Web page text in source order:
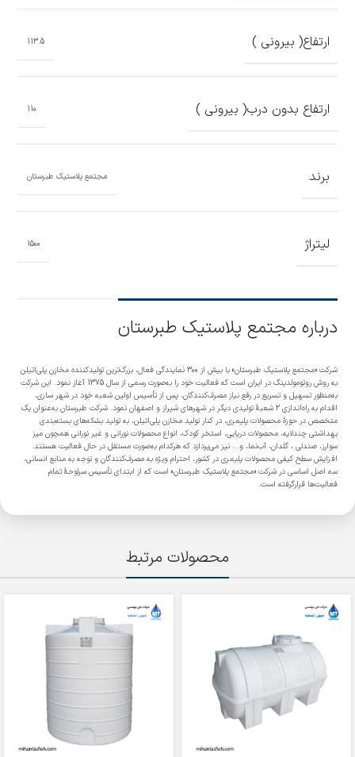
ارتفاع( بیرونی ) 113.5
ارتفاع بدون درب( بیرونی ) 110
برند مجتمع پلاستیک طبرستان
لیتراژ 1500
درباره مجتمع پلاستیک طبرستان
شرکت «مجتمع پلاستیک طبرستان» با بیش از 300 نمایندگی فعال، بزرگ‌ترین تولیدکننده مخازن پلی‌اتیلن
به روش روتومولدینگ در ایران است که فعالیت خود را به‌صورت رسمی از سال 1375 آغاز نمود. این شرکت
به‌منظور تسهیل و تسریع در رفع نیاز مصرف‌کنندگان، پس از تأسیس اولین شعبه خود در شهر ساری،
اقدام به راه‌اندازی 2 شعبۀ تولیدی دیگر در شهرهای شیراز و اصفهان نمود. شرکت طبرستان به‌عنوان یک
متخصص در حوزۀ محصولات پلیمری، در کنار تولید مخازن پلی‌اتیلن، به تولید بشکه‌های بسته‌بندی
بهداشتی چندلایه، محصولات دریایی، استخر کودک، انواع محصولات نورانی و غیر نورانی همچون میز
سوارز، صندلی ، گلدان، آب‌نما، و... نیز می‌پردازد که هرکدام به‌صورت مستقل در حال فعالیت هستند.
افزایش سطح کیفی محصولات پلیمری در کشور، احترام ویژه به مصرف‌کنندگان و توجه به منابع انسانی،
سه اصل اساسی در شرکت «مجتمع پلاستیک طبرستان» است که از ابتدای تأسیس سرلوحۀ تمام
فعالیت‌ها قرارگرفته است.
محصولات مرتبط